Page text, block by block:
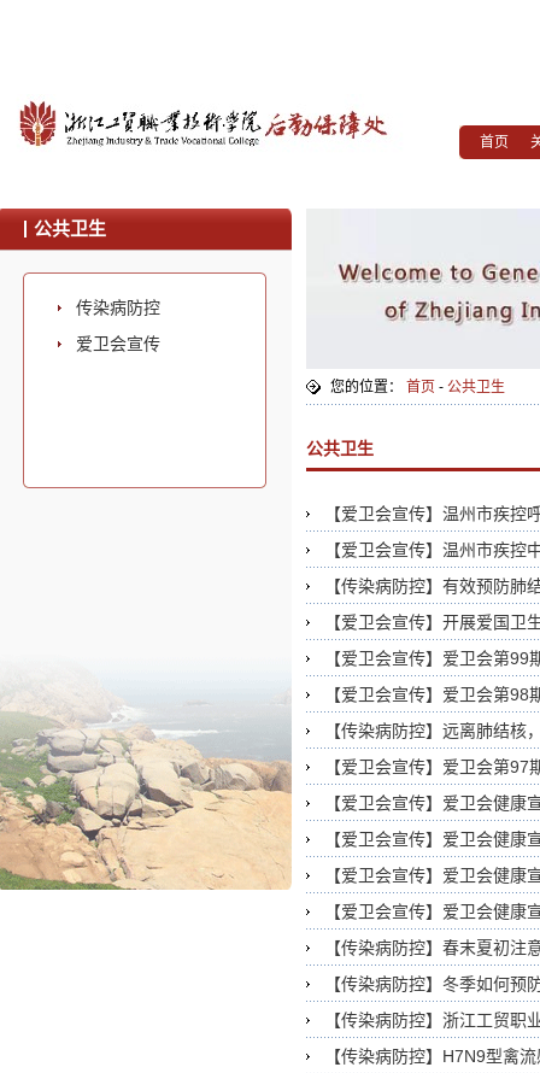
首页
公共卫生
传染病防控
爱卫会宣传
您的位置： 首页 - 公共卫生
公共卫生
【爱卫会宣传】温州市疾
【爱卫会宣传】温州市疾控
【传染病防控】有效预防肺
【爱卫会宣传】开展爱国卫
【爱卫会宣传】爱卫会第99
【爱卫会宣传】爱卫会第98
【传染病防控】远离肺结核
【爱卫会宣传】爱卫会第97
【爱卫会宣传】爱卫会健康
【爱卫会宣传】爱卫会健康
【爱卫会宣传】爱卫会健康
【爱卫会宣传】爱卫会健康
【传染病防控】春末夏初注
【传染病防控】冬季如何预
【传染病防控】浙江工贸
【传染病防控】H7N9型禽